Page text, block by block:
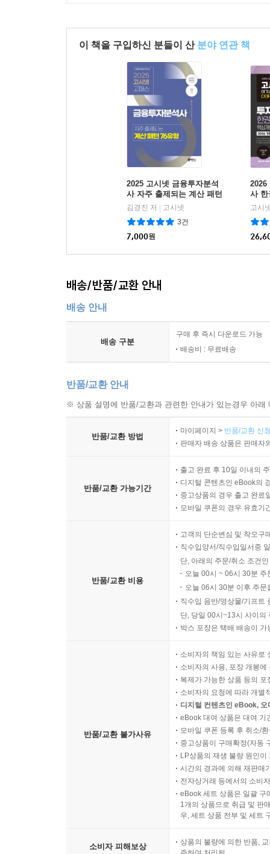
이 책을 구입하신 분들이 산 분야 연관 책
2025 고시넷 금융투자분석
사 자주 출제되는 계산 패턴
76유형
김경진 저 | 고시넷
3건
7,000원
2026
사 한
문제
고시
배송/반품/교환 안내
배송 안내
배송 구분
구매 후 즉시 다운로드 가능
배송비 : 무료배송
반품/교환 안내
※ 상품 설명에 반품/교환과 관련한 안내가 있는경우 아
반품/교환 방법
마이페이지 > 반품/교환 신
판매자 배송 상품은 판매자
반품/교환 가능기간
출고 완료 후 10일 이내의
디지털 콘텐츠인 eBook의
중고상품의 경우 출고 완료
모바일 쿠폰의 경우 유효기
반품/교환 비용
고객의 단순변심 및 착오구
직수입양서/직수입일서중
단, 아래의 주문/취소 조건
오늘 00시 ~ 06시 30분
오늘 06시 30분 이후 주
직수입 음반/영상물/기프트
단, 당일 00시~13시 사이의
박스 포장은 택배 배송이
반품/교환 불가사유
소비자의 책임 있는 사유로
소비자의 사용, 포장 개봉
복제가 가능한 상품 등의
소비자의 요청에 따라 개별
디지털 컨텐츠인 eBook,
eBook 대여 상품은 대여 기
모바일 쿠폰 등록 후 취소/
중고상품이 구매확정(자동
LP상품의 재생 불량 원인
시간의 경과에 의해 재판매
전자상거래 등에서의 소비
eBook 세트 상품은 일괄 구
1개의 상품으로 취급 및 판
우, 세트 상품 전부 및 세트
소비자 피해보상
상품의 불량에 의한 반품,